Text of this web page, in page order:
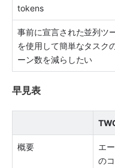
tokens
事前に宣言された並列ツ
を使用して簡単なタスク
ーン数を減らしたい
早見表
概要
エ